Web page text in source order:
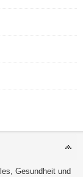
s
l
)
Gesundheit und